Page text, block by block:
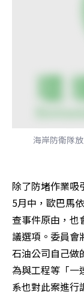
海岸防衛隊
除了防堵作業吸
5月中，歐巴馬
查事件原由，也
議選項。委員會
石油公司自己做
為與工程等「一
系也對此案進行